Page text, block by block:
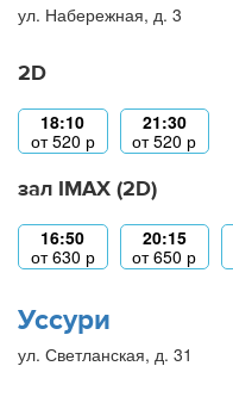
ул. Набережная, д. 3
2D
18:10
от520 р
21:30
от520 р
зал IMAX (2D)
16:50
от630 р
20:15
от650 р
Уссури
ул. Светланская, д. 31